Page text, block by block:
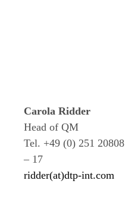
Carola Ridder
Head of QM
Tel. +49 (0) 251 20808
– 17
ridder(at)dtp-int.com